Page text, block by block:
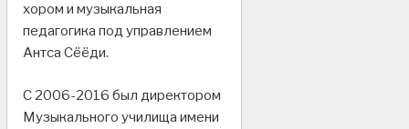
хором и музыкальная
педагогика под управлением
Антса Сёёди.
С 2006-2016 был директором
Музыкального училища имени